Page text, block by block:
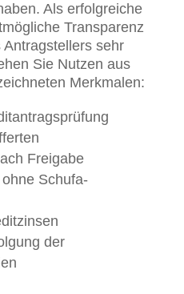
Als erfolgreiche
Transparenz
sehr
Sie Nutzen aus
Merkmalen:
Freigabe
Schufa-
der